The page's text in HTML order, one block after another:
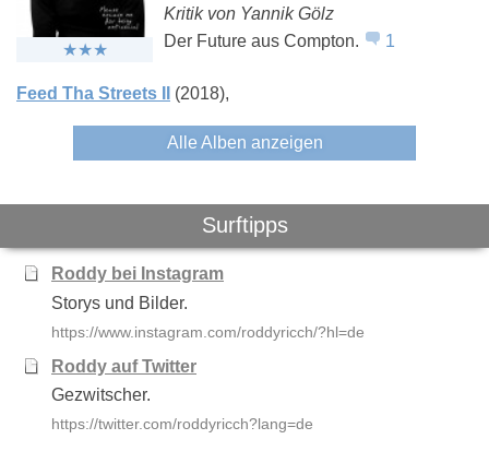
Kritik von Yannik Gölz
Der Future aus Compton.
1
Feed Tha Streets II (2018)
Alle Alben anzeigen
Surftipps
Roddy bei Instagram
Storys und Bilder.
https://www.instagram.com/roddyricch/?hl=de
Roddy auf Twitter
Gezwitscher.
https://twitter.com/roddyricch?lang=de